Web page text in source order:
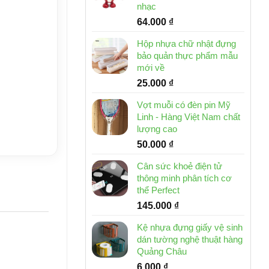
nhạc
64.000 ₫
Hộp nhựa chữ nhật đựng
bảo quản thực phẩm mẫu
mới về
25.000 ₫
Vợt muỗi có đèn pin Mỹ
Linh - Hàng Việt Nam chất
lượng cao
50.000 ₫
Cân sức khoẻ điện tử
thông minh phân tích cơ
thể Perfect
145.000 ₫
Kệ nhựa đựng giấy vệ sinh
dán tường nghệ thuật hàng
Quảng Châu
6.000 ₫